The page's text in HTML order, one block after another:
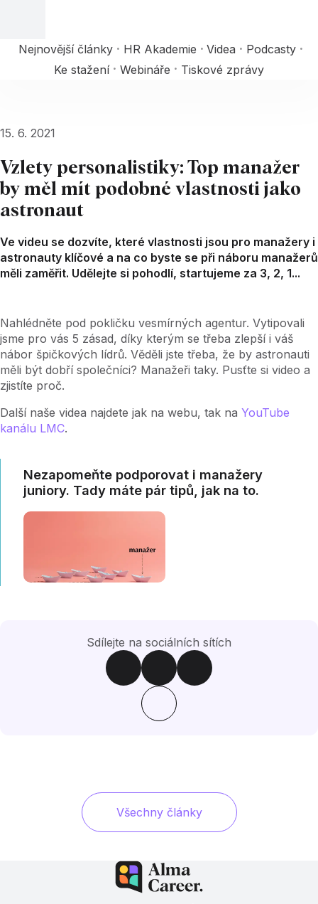
Nejnovější články HR Akademie Videa
Podcasty
Ke stažení
Webináře Tiskové zprávy
15. 6. 2021
Vzlety personalistiky: Top manažer
by měl mít podobné vlastnosti jako
astronaut
Ve videu se dozvíte, které vlastnosti jsou pro manažery i
astronauty klíčové a na co byste se při náboru manažerů
měli zaměřit. Udělejte si pohodlí, startujeme za 3, 2, 1...
Nahlédněte pod pokličku vesmírných agentur. Vytipovali
jsme pro vás 5 zásad, díky kterým se třeba zlepší i váš
nábor špičkových lídrů. Věděli jste třeba, že by astronauti
měli být dobří společníci? Manažeři taky. Pusťte si video a
zjistíte proč.
Další naše videa najdete jak na webu, tak na YouTube
kanálu LMC.
Nezapomeňte podporovat i manažery
juniory. Tady máte pár tipů, jak na to.
Sdílejte na sociálních sítích
Všechny články